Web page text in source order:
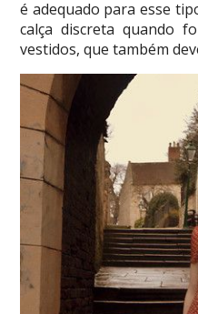
é adequado para esse
calça discreta quando
vestidos, que também